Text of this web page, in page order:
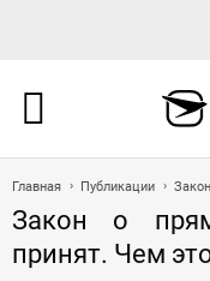
Главная Публикации
Закон о
принят. Чем